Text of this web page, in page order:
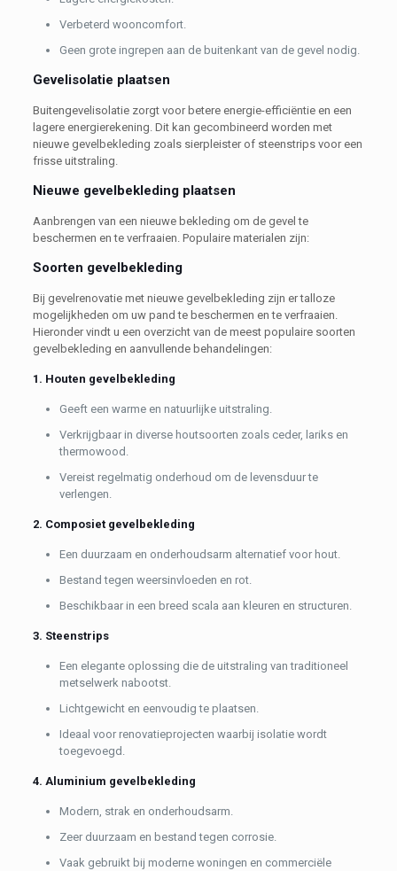
Verbeterd wooncomfort.
Geen grote ingrepen aan de buitenkant van de gevel nodig.
Gevelisolatie plaatsen
Buitengevelisolatie zorgt voor betere energie-efficiëntie en een
lagere energierekening. Dit kan gecombineerd worden met
nieuwe gevelbekleding zoals sierpleister of steenstrips voor een
frisse uitstraling.
Nieuwe gevelbekleding plaatsen
Aanbrengen van een nieuwe bekleding om de gevel te
beschermen en te verfraaien. Populaire materialen zijn:
Soorten gevelbekleding
Bij gevelrenovatie met nieuwe gevelbekleding zijn er talloze
mogelijkheden om uw pand te beschermen en te verfraaien.
Hieronder vindt u een overzicht van de meest populaire soorten
gevelbekleding en aanvullende behandelingen:
1. Houten gevelbekleding
Geeft een warme en natuurlijke uitstraling.
Verkrijgbaar in diverse houtsoorten zoals ceder, lariks en
thermowood.
Vereist regelmatig onderhoud om de levensduur te
verlengen.
2. Composiet gevelbekleding
Een duurzaam en onderhoudsarm alternatief voor hout.
Bestand tegen weersinvloeden en rot.
Beschikbaar in een breed scala aan kleuren en structuren.
3. Steenstrips
Een elegante oplossing die de uitstraling van traditioneel
metselwerk nabootst.
Lichtgewicht en eenvoudig te plaatsen.
Ideaal voor renovatieprojecten waarbij isolatie wordt
toegevoegd.
4. Aluminium gevelbekleding
Modern, strak en onderhoudsarm.
Zeer duurzaam en bestand tegen corrosie.
Vaak gebruikt bij moderne woningen en commerciële